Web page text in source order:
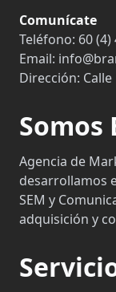
Comunícate
Teléfono: 60 (4)
Email:
Dirección:
Somos
Agencia de
desarrollamos
SEM y
adquisición y